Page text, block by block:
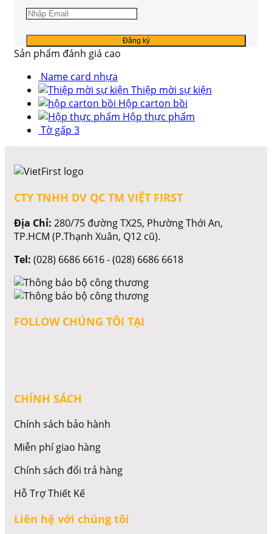
Sản phẩm đánh giá cao
Name card nhựa
Thiệp mời sự kiện
Hộp carton bồi
Hộp thực phẩm
Tờ gấp 3
CTY TNHH DV QC TM VIỆT FIRST
Địa Chỉ: 280/75 đường TX25, Phường Thới An,
TP.HCM (P.Thạnh Xuân, Q12 cũ).
Tel: (028) 6686 6616 - (028) 6686 6618
FOLLOW CHÚNG TÔI TẠI
CHÍNH SÁCH
Chính sách bảo hành
Miễn phí giao hàng
Chính sách đổi trả hàng
Hỗ Trợ Thiết Kế
Liên hệ với chúng tôi